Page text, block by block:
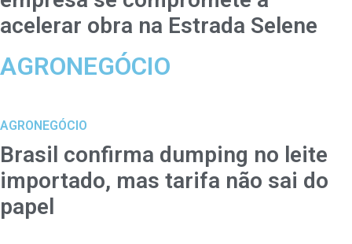
acelerar obra na Estrada Selene
AGRONEGÓCIO
AGRONEGÓCIO
Brasil confirma dumping no leite
importado, mas tarifa não sai do
papel